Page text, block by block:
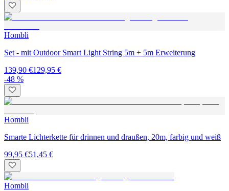
Hombli
Set - mit Outdoor Smart Light String 5m + 5m Erweiterung
139,90 €129,95 €
-48 %
Hombli
Smarte Lichterkette für drinnen und draußen, 20m, farbig und weiß
99,95 €51,45 €
Hombli